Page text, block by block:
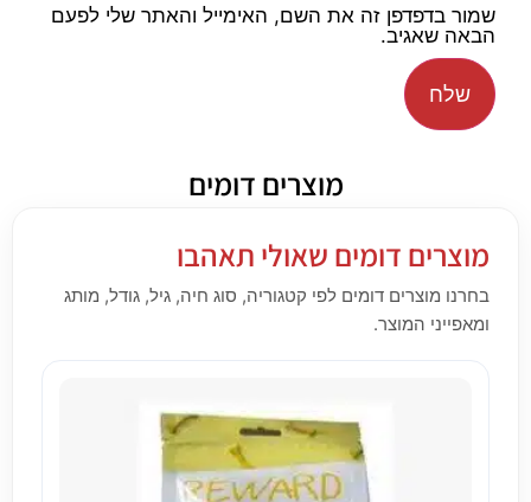
שמור בדפדפן זה את השם, האימייל והאתר שלי לפעם
הבאה שאגיב.
מוצרים דומים
מוצרים דומים שאולי תאהבו
בחרנו מוצרים דומים לפי קטגוריה, סוג חיה, גיל, גודל, מותג
ומאפייני המוצר.